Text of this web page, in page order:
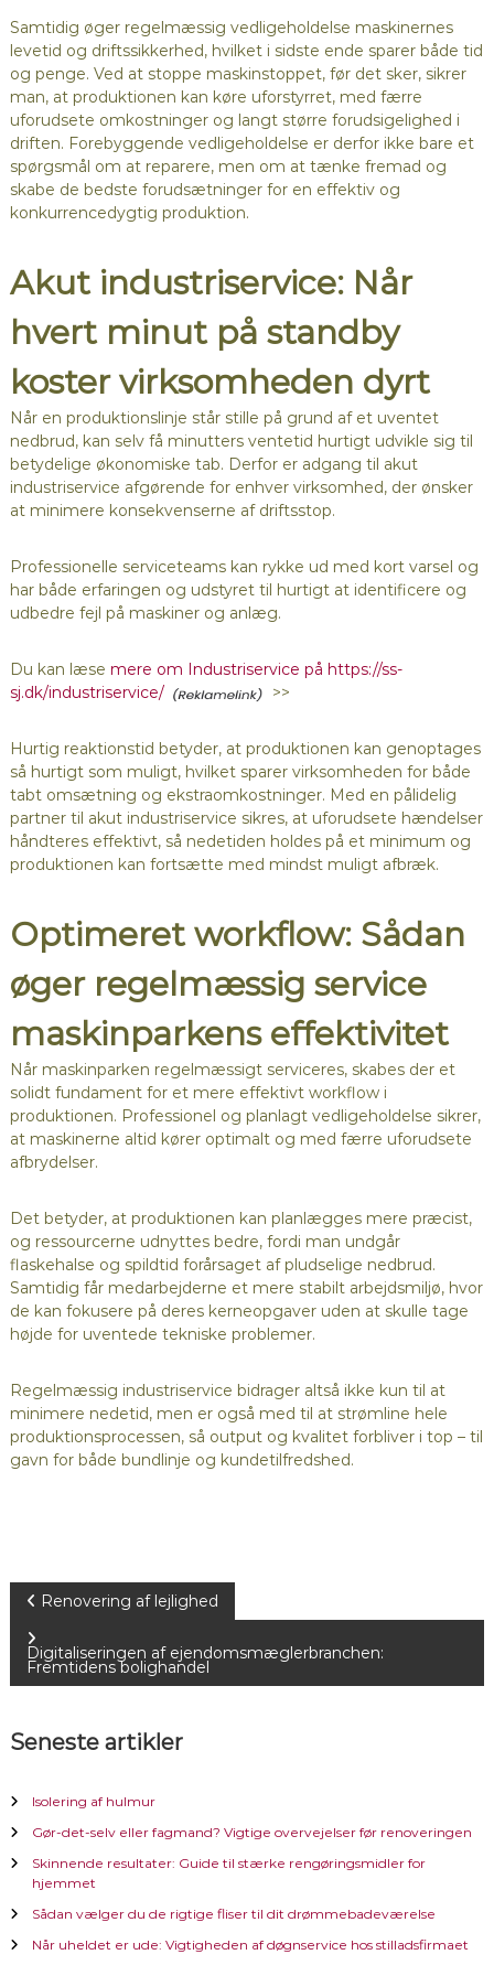
Samtidig øger regelmæssig vedligeholdelse maskinernes
levetid og driftssikkerhed, hvilket i sidste ende sparer både tid
og penge. Ved at stoppe maskinstoppet, før det sker, sikrer
man, at produktionen kan køre uforstyrret, med færre
uforudsete omkostninger og langt større forudsigelighed i
driften. Forebyggende vedligeholdelse er derfor ikke bare et
spørgsmål om at reparere, men om at tænke fremad og
skabe de bedste forudsætninger for en effektiv og
konkurrencedygtig produktion.
Akut industriservice: Når
hvert minut på standby
koster virksomheden dyrt
Når en produktionslinje står stille på grund af et uventet
nedbrud, kan selv få minutters ventetid hurtigt udvikle sig til
betydelige økonomiske tab. Derfor er adgang til akut
industriservice afgørende for enhver virksomhed, der ønsker
at minimere konsekvenserne af driftsstop.
Professionelle serviceteams kan rykke ud med kort varsel og
har både erfaringen og udstyret til hurtigt at identificere og
udbedre fejl på maskiner og anlæg.
Du kan læse mere om Industriservice på https://ss-
sj.dk/industriservice/
>>
Hurtig reaktionstid betyder, at produktionen kan genoptages
så hurtigt som muligt, hvilket sparer virksomheden for både
tabt omsætning og ekstraomkostninger. Med en pålidelig
partner til akut industriservice sikres, at uforudsete hændelser
håndteres effektivt, så nedetiden holdes på et minimum og
produktionen kan fortsætte med mindst muligt afbræk.
Optimeret workflow: Sådan
øger regelmæssig service
maskinparkens effektivitet
Når maskinparken regelmæssigt serviceres, skabes der et
solidt fundament for et mere effektivt workflow i
produktionen. Professionel og planlagt vedligeholdelse sikrer,
at maskinerne altid kører optimalt og med færre uforudsete
afbrydelser.
Det betyder, at produktionen kan planlægges mere præcist,
og ressourcerne udnyttes bedre, fordi man undgår
flaskehalse og spildtid forårsaget af pludselige nedbrud.
Samtidig får medarbejderne et mere stabilt arbejdsmiljø, hvor
de kan fokusere på deres kerneopgaver uden at skulle tage
højde for uventede tekniske problemer.
Regelmæssig industriservice bidrager altså ikke kun til at
minimere nedetid, men er også med til at strømline hele
produktionsprocessen, så output og kvalitet forbliver i top – til
gavn for både bundlinje og kundetilfredshed.
n
l
æ
g
s
n
Renovering af lejlighed
Digitaliseringen af ejendomsmæglerbranchen:
Fremtidens bolighandel
Seneste artikler
Isolering af hulmur
Gør-det-selv eller fagmand? Vigtige overvejelser før renoveringen
Skinnende resultater: Guide til stærke rengøringsmidler for
hjemmet
Sådan vælger du de rigtige fliser til dit drømmebadeværelse
Når uheldet er ude: Vigtigheden af døgnservice hos stilladsfirmaet